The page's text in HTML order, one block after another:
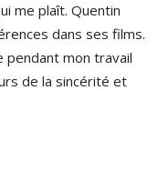
me plaît. Quentin
dans ses films.
pendant mon travail
de la sincérité et